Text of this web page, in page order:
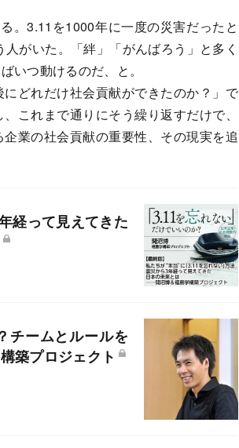
。3.11を1000年に一度の災害だったと
がいた。「絆」「がんばろう」と多く
いつ動けるのだ、と。
どれだけ社会貢献ができたのか？」で
これまで通りにそう繰り返すだけで、
業の社会貢献の重要性、その現実を追
経って見えてきた
チームとルールを
築プロジェクト